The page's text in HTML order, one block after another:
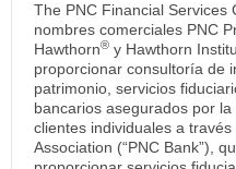
The PNC Financial Services
nombres comerciales PNC
Hawthorn® y Hawthorn
proporcionar consultoría de
patrimonio, servicios
bancarios asegurados por
clientes individuales a
Association (“PNC Bank”),